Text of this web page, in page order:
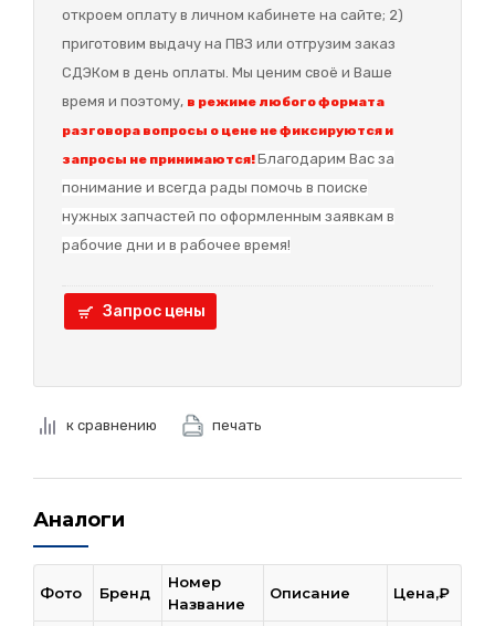
откроем оплату в личном кабинете на сайте; 2)
приготовим выдачу на ПВЗ или отгрузим заказ
СДЭКом в день оплаты. Мы ценим своё и Ваше
время и поэтому, в режиме любого формата
разговора вопросы о цене не фиксируются и
запросы не принимаются!Благодарим Вас за
понимание и всегда рады помочь в поиске
нужных запчастей по оформленным заявкам в
рабочие дни и в рабочее время!
Запрос цены
к сравнению печать
Аналоги
Фото Бренд
Номер
Название
Описание Цена,₽